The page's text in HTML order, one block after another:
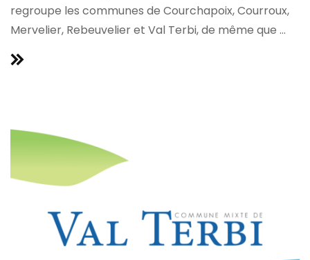
regroupe les communes de Courchapoix, Courroux,
Mervelier, Rebeuvelier et Val Terbi, de même que ...